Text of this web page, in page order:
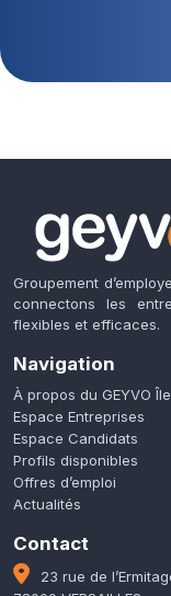
Groupement
connectons les
flexibles et efficaces.
Navigation
À propos du GEYVO
Espace Entreprises
Espace Candidats
Profils disponibles
Offres d’emploi
Actualités
Contact
23 rue de